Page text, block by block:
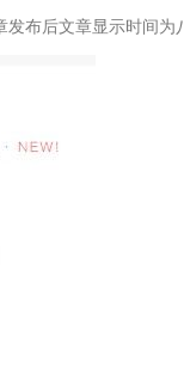
布后文章显示时间为